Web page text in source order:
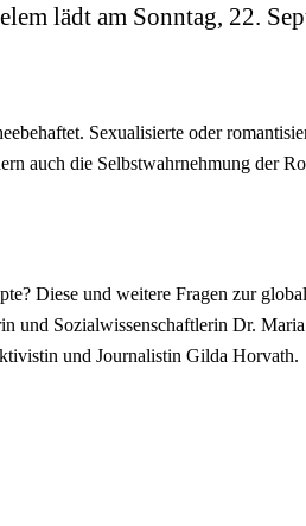
lädt am Sonntag, 22.
Sexualisierte oder
auch die Selbstwahrnehmung der
Diese und weitere Fragen zur
und Sozialwissenschaftlerin Dr.
und Journalistin Gilda Horvath.